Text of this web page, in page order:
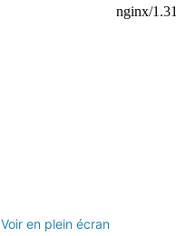
Voir en plein écran